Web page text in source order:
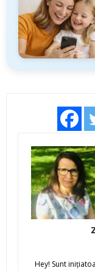
Hey! Sunt